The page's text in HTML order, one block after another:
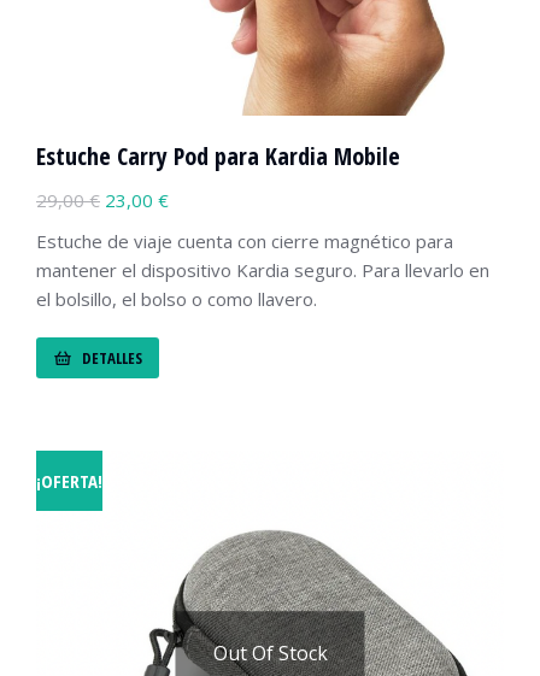
Estuche Carry Pod para Kardia Mobile
29,00€ 23,00 €
Estuche de viaje cuenta con cierre magnético para
mantener el dispositivo Kardia seguro. Para llevarlo en
el bolsillo, el bolso o como llavero.
DETALLES
¡OFERTA!
Out Of Stock